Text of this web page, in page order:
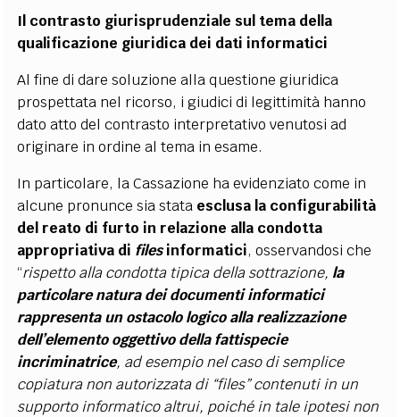
Il contrasto giurisprudenziale sul tema della
qualificazione giuridica dei dati informatici
Al fine di dare soluzione alla questione giuridica
prospettata nel ricorso, i giudici di legittimità hanno
dato atto del contrasto interpretativo venutosi ad
originare in ordine al tema in esame.
In particolare, la Cassazione ha evidenziato come in
alcune pronunce sia stata esclusa la configurabilità
del reato di furto in relazione alla condotta
appropriativa di filesinformatici, osservandosi che
“rispetto alla condotta tipica della sottrazione, la
particolare natura dei documenti informatici
rappresenta un ostacolo logico alla realizzazione
dell’elemento oggettivo della fattispecie
incriminatrice, ad esempio nel caso di semplice
copiatura non autorizzata di “files” contenuti in un
supporto informatico altrui, poiché in tale ipotesi non